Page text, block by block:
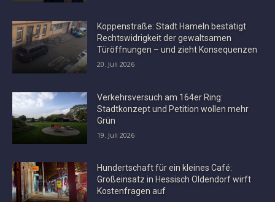
Koppenstraße: Stadt Hameln bestätigt
Rechtswidrigkeit der gewaltsamen
Türöffnungen – und zieht Konsequenzen
20. Juli 2026
Verkehrsversuch am 164er Ring:
Stadtkonzept und Petition wollen mehr
Grün
19. Juli 2026
Hundertschaft für ein kleines Café:
Großeinsatz in Hessisch Oldendorf wirft
Kostenfragen auf